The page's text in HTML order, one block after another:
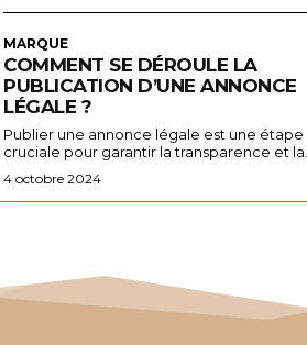
MARQUE
COMMENT SE DÉROULE LA
PUBLICATION D’UNE ANNONCE
LÉGALE ?
Publier une annonce légale est une étape
cruciale pour garantir la transparence et la...
4 octobre 2024